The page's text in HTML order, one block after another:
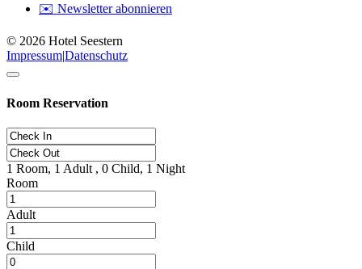
✉️ Newsletter abonnieren
© 2026 Hotel Seestern
ImpressumDatenschutz
Room Reservation
1 Room, 1 Adult , 0 Child, 1 Night
Room
Adult
Child